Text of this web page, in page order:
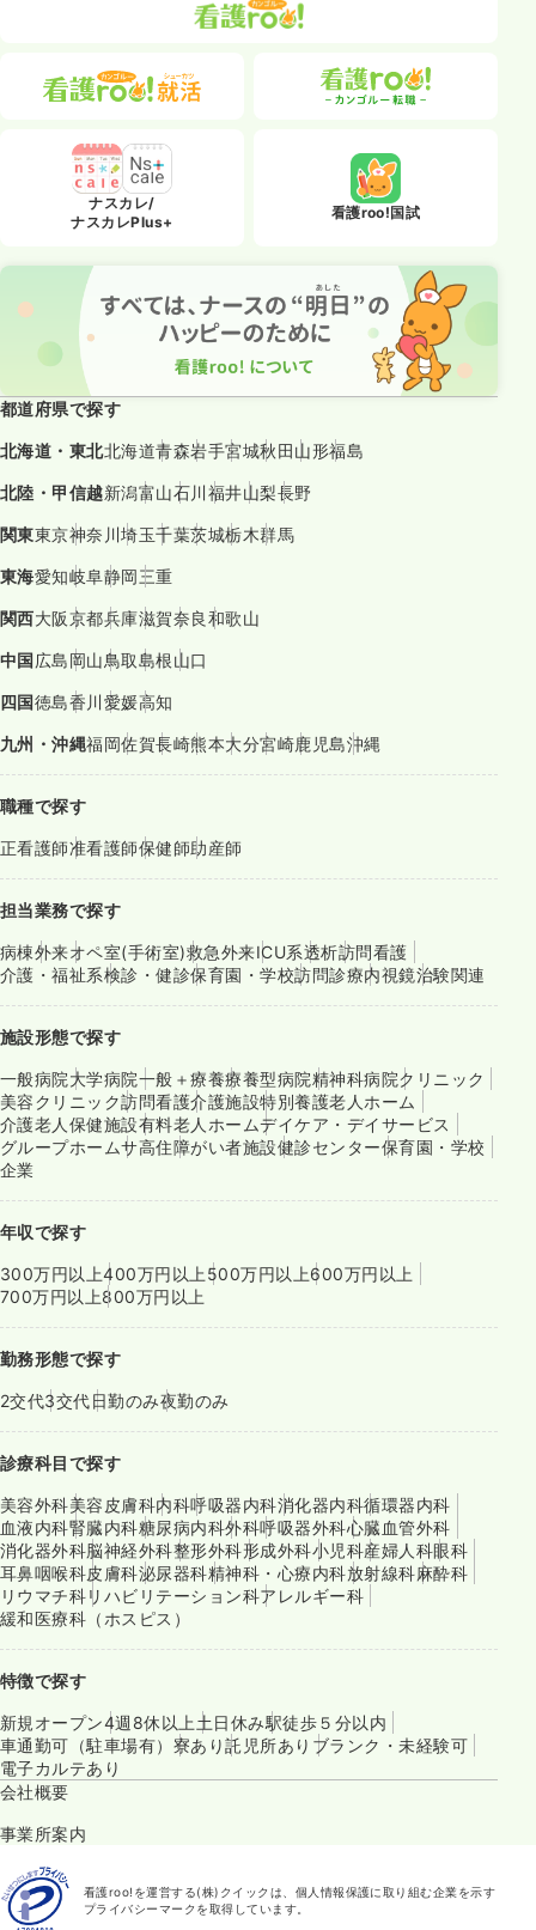
ナスカレ/
ナスカレPlus+
看護roo!国試
都道府県で探す
北海道・東北北海道青森岩手宮城秋田山形福島
北陸・甲信越新潟富山石川福井山梨長野
関東東京神奈川埼玉千葉茨城栃木群馬
東海愛知岐阜静岡三重
関西大阪京都兵庫滋賀奈良和歌山
中国広島岡山鳥取島根山口
四国徳島香川愛媛高知
九州・沖縄福岡佐賀長崎熊本大分宮崎鹿児島沖縄
職種で探す
正看護師准看護師保健師助産師
担当業務で探す
病棟外来オペ室(手術室)救急外来ICU系透析訪問看護
介護・福祉系検診・健診保育園・学校訪問診療内視鏡治験関連
施設形態で探す
一般病院大学病院一般＋療養療養型病院精神科病院クリニック
美容クリニック訪問看護介護施設特別養護老人ホーム
介護老人保健施設有料老人ホームデイケア・デイサービス
グループホームサ高住障がい者施設健診センター保育園・学校
企業
年収で探す
300万円以上400万円以上 500万円以上600万円以上
700万円以上800万円以上
勤務形態で探す
2交代3交代日勤のみ夜勤のみ
診療科目で探す
美容外科美容皮膚科内科呼吸器内科消化器内科循環器内科
血液内科腎臓内科糖尿病内科外科呼吸器外科心臓血管外科
消化器外科脳神経外科整形外科形成外科小児科産婦人科眼科
耳鼻咽喉科皮膚科泌尿器科精神科・心療内科放射線科麻酔科
リウマチ科リハビリテーション科アレルギー科
緩和医療科（ホスピス）
特徴で探す
新規オープン4週8休以上 土日休み駅徒歩５分以内
車通勤可（駐車場有） 寮あり託児所あり ブランク・未経験可
電子カルテあり
会社概要
事業所案内
看護roo!を運営する(株)クイックは、個人情報保護に取り組む企業を示す
プライバシーマークを取得しています。